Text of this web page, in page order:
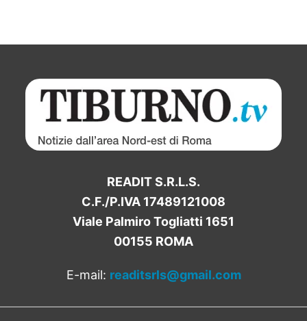
READIT S.R.L.S.
C.F./P.IVA 17489121008
Viale Palmiro Togliatti 1651
00155 ROMA
E-mail: readitsrls@gmail.com